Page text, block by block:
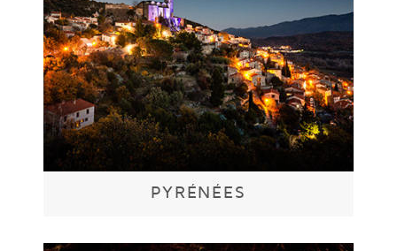
PYRÉNÉES